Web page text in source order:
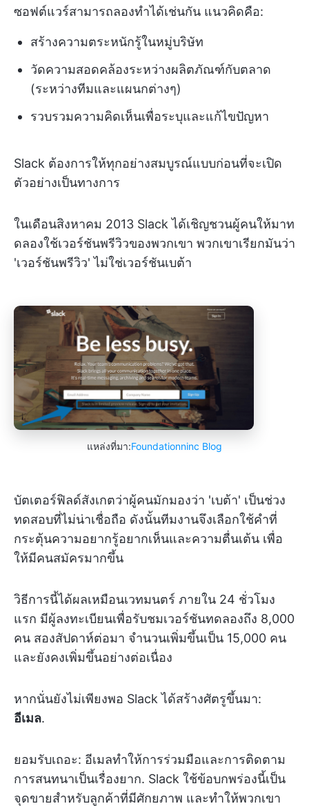
ซอฟต์แวร์สามารถลองทำได้เช่นกัน แนวคิดคือ:
สร้างความตระหนักรู้ในหมู่บริษัท
วัดความสอดคล้องระหว่างผลิตภัณฑ์กับตลาด
(ระหว่างทีมและแผนกต่างๆ)
รวบรวมความคิดเห็นเพื่อระบุและแก้ไขปัญหา
Slack ต้องการให้ทุกอย่างสมบูรณ์แบบก่อนที่จะเปิด
ตัวอย่างเป็นทางการ
ในเดือนสิงหาคม 2013 Slack ได้เชิญชวนผู้คนให้มาท
ดลองใช้เวอร์ชันพรีวิวของพวกเขา พวกเขาเรียกมันว่า
'เวอร์ชันพรีวิว' ไม่ใช่เวอร์ชันเบต้า
แหล่งที่มา:Foundationninc Blog
บัตเตอร์ฟิลด์สังเกตว่าผู้คนมักมองว่า 'เบต้า' เป็นช่วง
ทดสอบที่ไม่น่าเชื่อถือ ดังนั้นทีมงานจึงเลือกใช้คำที่
กระตุ้นความอยากรู้อยากเห็นและความตื่นเต้น เพื่อ
ให้มีคนสมัครมากขึ้น
วิธีการนี้ได้ผลเหมือนเวทมนตร์ ภายใน 24 ชั่วโมง
แรก มีผู้ลงทะเบียนเพื่อรับชมเวอร์ชันทดลองถึง 8,000
คน สองสัปดาห์ต่อมา จำนวนเพิ่มขึ้นเป็น 15,000 คน
และยังคงเพิ่มขึ้นอย่างต่อเนื่อง
หากนั่นยังไม่เพียงพอ Slack ได้สร้างศัตรูขึ้นมา:
อีเมล.
ยอมรับเถอะ: อีเมลทำให้การร่วมมือและการติดตาม
การสนทนาเป็นเรื่องยาก. Slack ใช้ข้อบกพร่องนี้เป็น
จุดขายสำหรับลูกค้าที่มีศักยภาพ และทำให้พวกเขา